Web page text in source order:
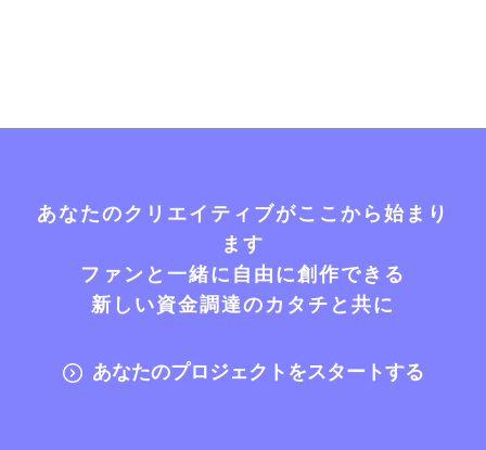
あなたのクリエイティブがここから始まり
ます
ファンと一緒に自由に創作できる
新しい資金調達のカタチと共に
あなたのプロジェクトをスタートする